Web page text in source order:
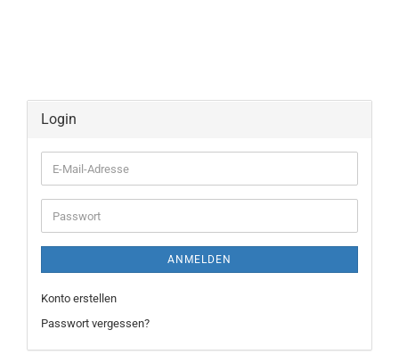
Login
E-
Mail-
Adresse
Passwort
ANMELDEN
Konto erstellen
Passwort vergessen?